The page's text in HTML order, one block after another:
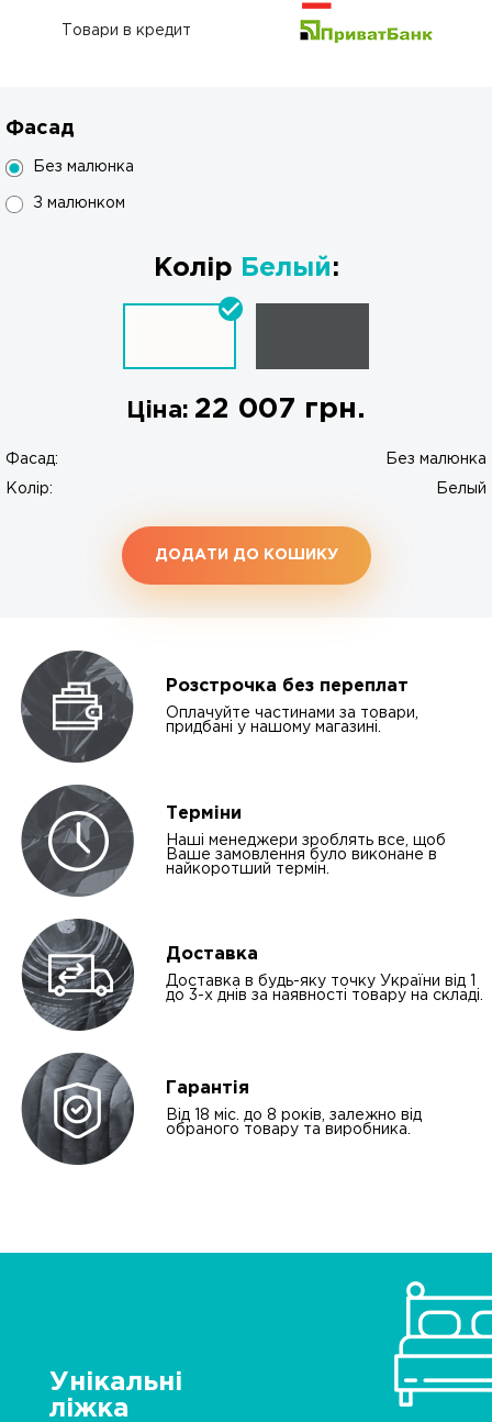
Товари в кредит
Фасад
Без малюнка
З малюнком
Колір Белый:
Ціна: 22 007 грн.
Фасад: Без малюнка
Колір: Белый
ДОДАТИ ДО КОШИКУ
Розстрочка без переплат
Оплачуйте частинами за товари,
придбані у нашому магазині.
Терміни
Наші менеджери зроблять все, щоб
Ваше замовлення було виконане в
найкоротший термін.
Доставка
Доставка в будь-яку точку України від 1
до 3-х днів за наявності товару на складі.
Гарантія
Від 18 міс. до 8 років, залежно від
обраного товару та виробника.
Унікальні
ліжка